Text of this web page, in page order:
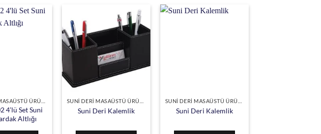
4’lü Set Suni
Altlığı
Suni Deri Kalemlik Suni Deri Kalemlik